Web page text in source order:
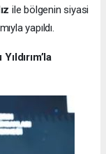
ile bölgenin siyasi
yapıldı.